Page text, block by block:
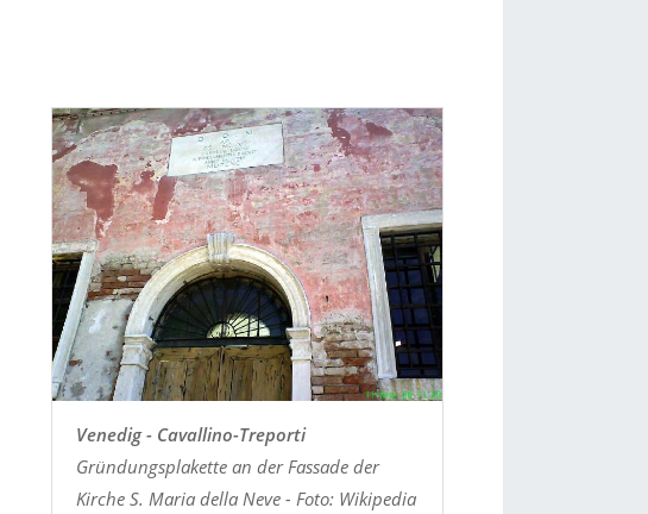
Venedig - Cavallino-Treporti
Gründungsplakette an der Fassade der
Kirche S. Maria della Neve - Foto: Wikipedia